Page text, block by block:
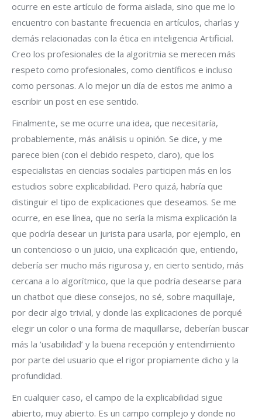
ocurre en este artículo de forma aislada, sino que me lo
encuentro con bastante frecuencia en artículos, charlas y
demás relacionadas con la ética en inteligencia Artificial.
Creo los profesionales de la algoritmia se merecen más
respeto como profesionales, como científicos e incluso
como personas. A lo mejor un día de estos me animo a
escribir un post en ese sentido.
Finalmente, se me ocurre una idea, que necesitaría,
probablemente, más análisis u opinión. Se dice, y me
parece bien (con el debido respeto, claro), que los
especialistas en ciencias sociales participen más en los
estudios sobre explicabilidad. Pero quizá, habría que
distinguir el tipo de explicaciones que deseamos. Se me
ocurre, en ese línea, que no sería la misma explicación la
que podría desear un jurista para usarla, por ejemplo, en
un contencioso o un juicio, una explicación que, entiendo,
debería ser mucho más rigurosa y, en cierto sentido, más
cercana a lo algorítmico, que la que podría desearse para
un chatbot que diese consejos, no sé, sobre maquillaje,
por decir algo trivial, y donde las explicaciones de porqué
elegir un color o una forma de maquillarse, deberían buscar
más la ‘usabilidad’ y la buena recepción y entendimiento
por parte del usuario que el rigor propiamente dicho y la
profundidad.
En cualquier caso, el campo de la explicabilidad sigue
abierto, muy abierto. Es un campo complejo y donde no